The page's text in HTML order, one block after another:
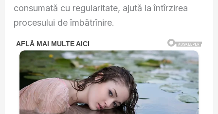
consumată cu regularitate, ajută la întîrzirea
procesului de îmbătrînire.